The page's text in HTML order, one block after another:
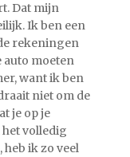
Dat mijn
Ik ben een
rekeningen
auto moeten
want ik ben
niet om de
je op je
volledig
heb ik zo veel